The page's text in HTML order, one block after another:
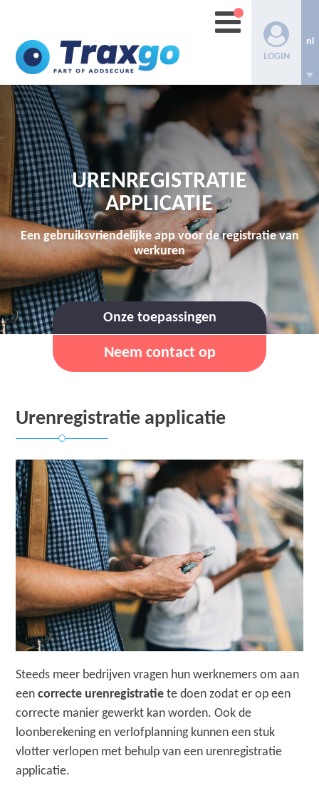
LOGIN
nl
URENREGISTRATIE
APPLICATIE
Een gebruiksvriendelijke app voor de registratie van
werkuren
Onze toepassingen
Neem contact op
Urenregistratie applicatie
Steeds meer bedrijven vragen hun werknemers om aan
eencorrecte urenregistratie te doen zodat er op een
correcte manier gewerkt kan worden. Ook de
loonberekening en verlofplanning kunnen een stuk
vlotter verlopen met behulp van een urenregistratie
applicatie.